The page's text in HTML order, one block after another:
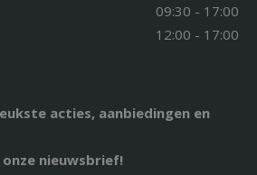
09:30 - 17:00
12:00 - 17:00
acties, aanbiedingen en
nieuwsbrief!